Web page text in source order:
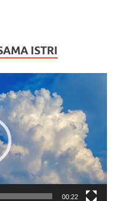
ISTRI
00:22